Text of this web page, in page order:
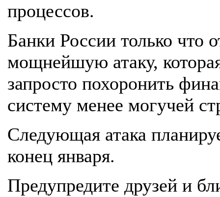
процессов.
Банки России только что
мощнейшую атаку,
запросто похоронить
систему менее могучей
Следующая атака
конец января.
Предупредите друзей и